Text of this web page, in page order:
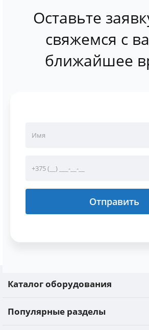
Оставьте
свяжемся с
ближайшее
Отправить
Каталог оборудования
Популярные разделы